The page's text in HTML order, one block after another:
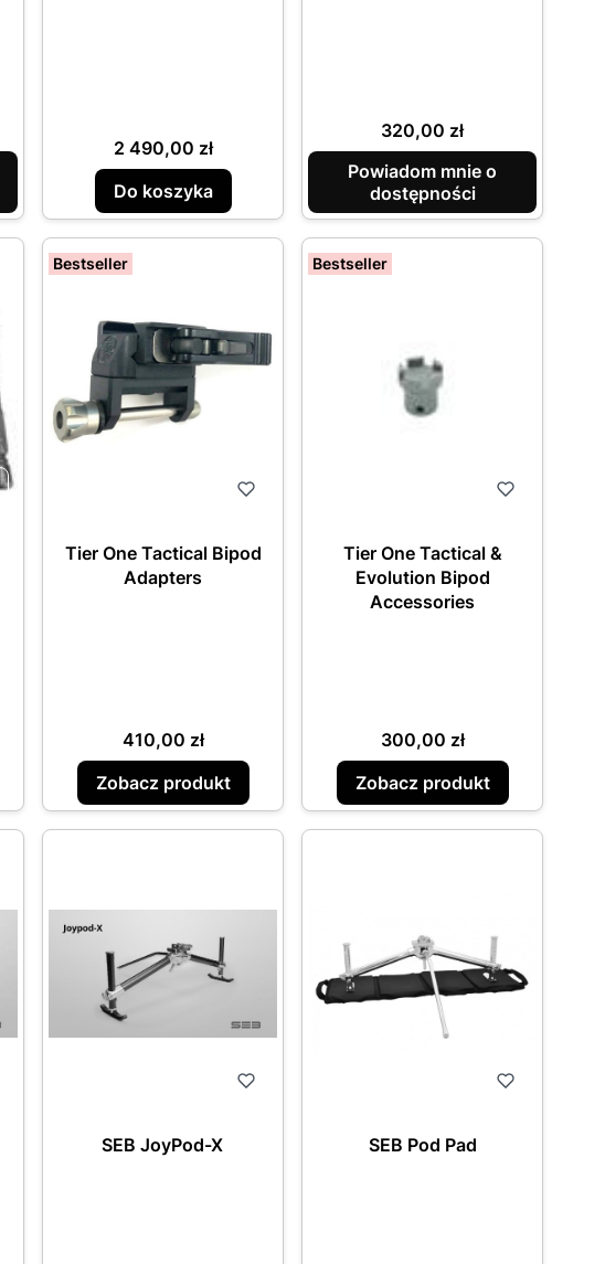
Cena
2 490,00 zł
Do koszyka
Cena
320,00 zł
Powiadom mnie o
dostępności
Bestseller
Tier One Tactical Bipod
Adapters
Cena
410,00 zł
Zobacz produkt
Bestseller
Tier One Tactical &
Evolution Bipod
Accessories
Cena
300,00 zł
Zobacz produkt
SEB JoyPod-X SEB Pod Pad